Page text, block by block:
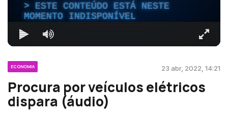
ESTE CONTEÚDO ESTÁ NESTE
MOMENTO INDISPONÍVEL
ECONOMIA 23 abr, 2022, 14:21
Procura por veículos elétricos
dispara (áudio)